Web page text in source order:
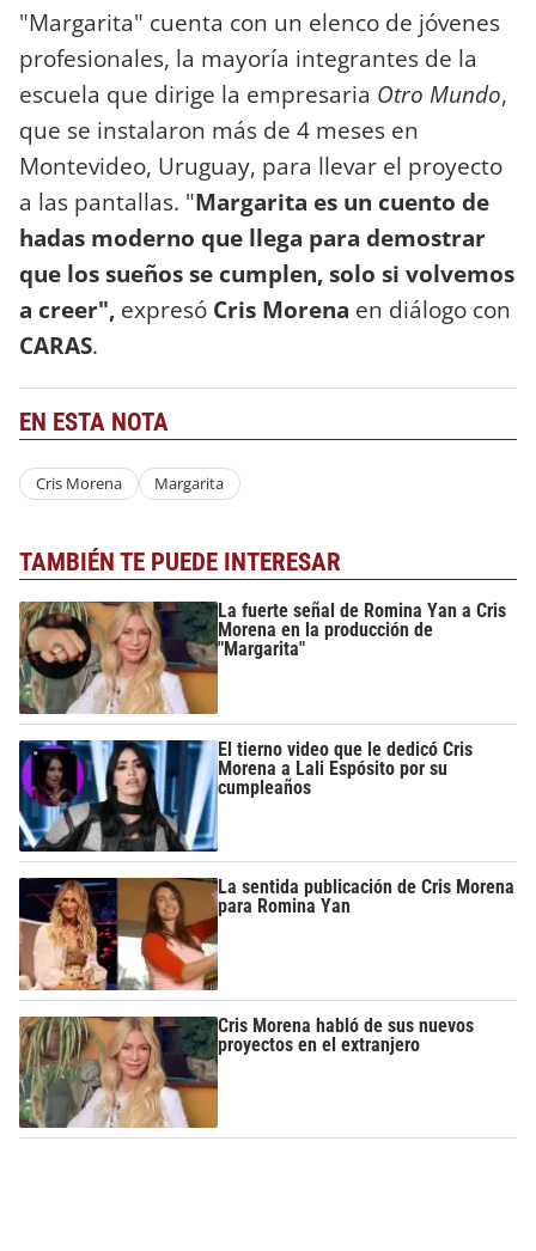
"Margarita" cuenta con un elenco de jóvenes
profesionales, la mayoría integrantes de la
escuela que dirige la empresaria Otro Mundo,
que se instalaron más de 4 meses en
Montevideo, Uruguay, para llevar el proyecto
a las pantallas. "Margarita es un cuento de
hadas moderno que llega para demostrar
que los sueños se cumplen, solo si volvemos
a creer", expresó Cris Morena en diálogo con
CARAS.
EN ESTA NOTA
Cris Morena Margarita
TAMBIÉN TE PUEDE INTERESAR
La fuerte señal de Romina Yan a Cris
Morena en la producción de
"Margarita"
El tierno video que le dedicó Cris
Morena a Lali Espósito por su
cumpleaños
La sentida publicación de Cris Morena
para Romina Yan
Cris Morena habló de sus nuevos
proyectos en el extranjero